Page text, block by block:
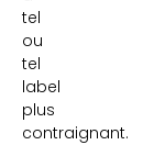
tel
ou
tel
label
plus
contraignant.